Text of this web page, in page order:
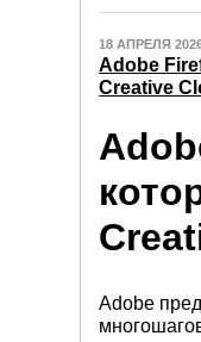
18 АПРЕЛЯ
Adobe
Creative
Adobe